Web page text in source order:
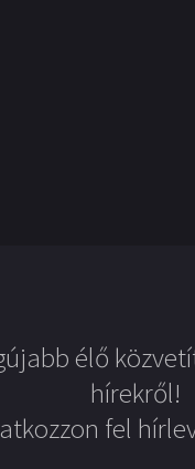
élő
hírekről!
fel